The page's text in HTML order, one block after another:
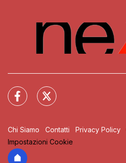
Chi Siamo Contatti Privacy Policy
Impostazioni Cookie